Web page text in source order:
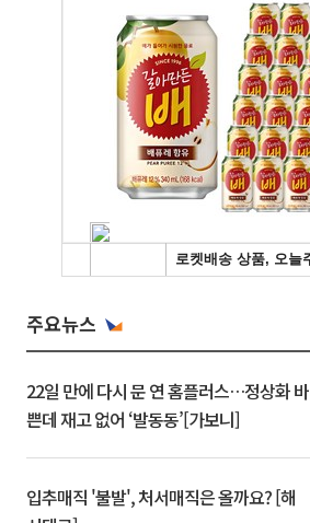
주요뉴스
22일 만에 다시 문 연 홈플러스…정상화 바
쁜데 재고 없어 ‘발동동’[가보니]
입추매직 '불발', 처서매직은 올까요? [해